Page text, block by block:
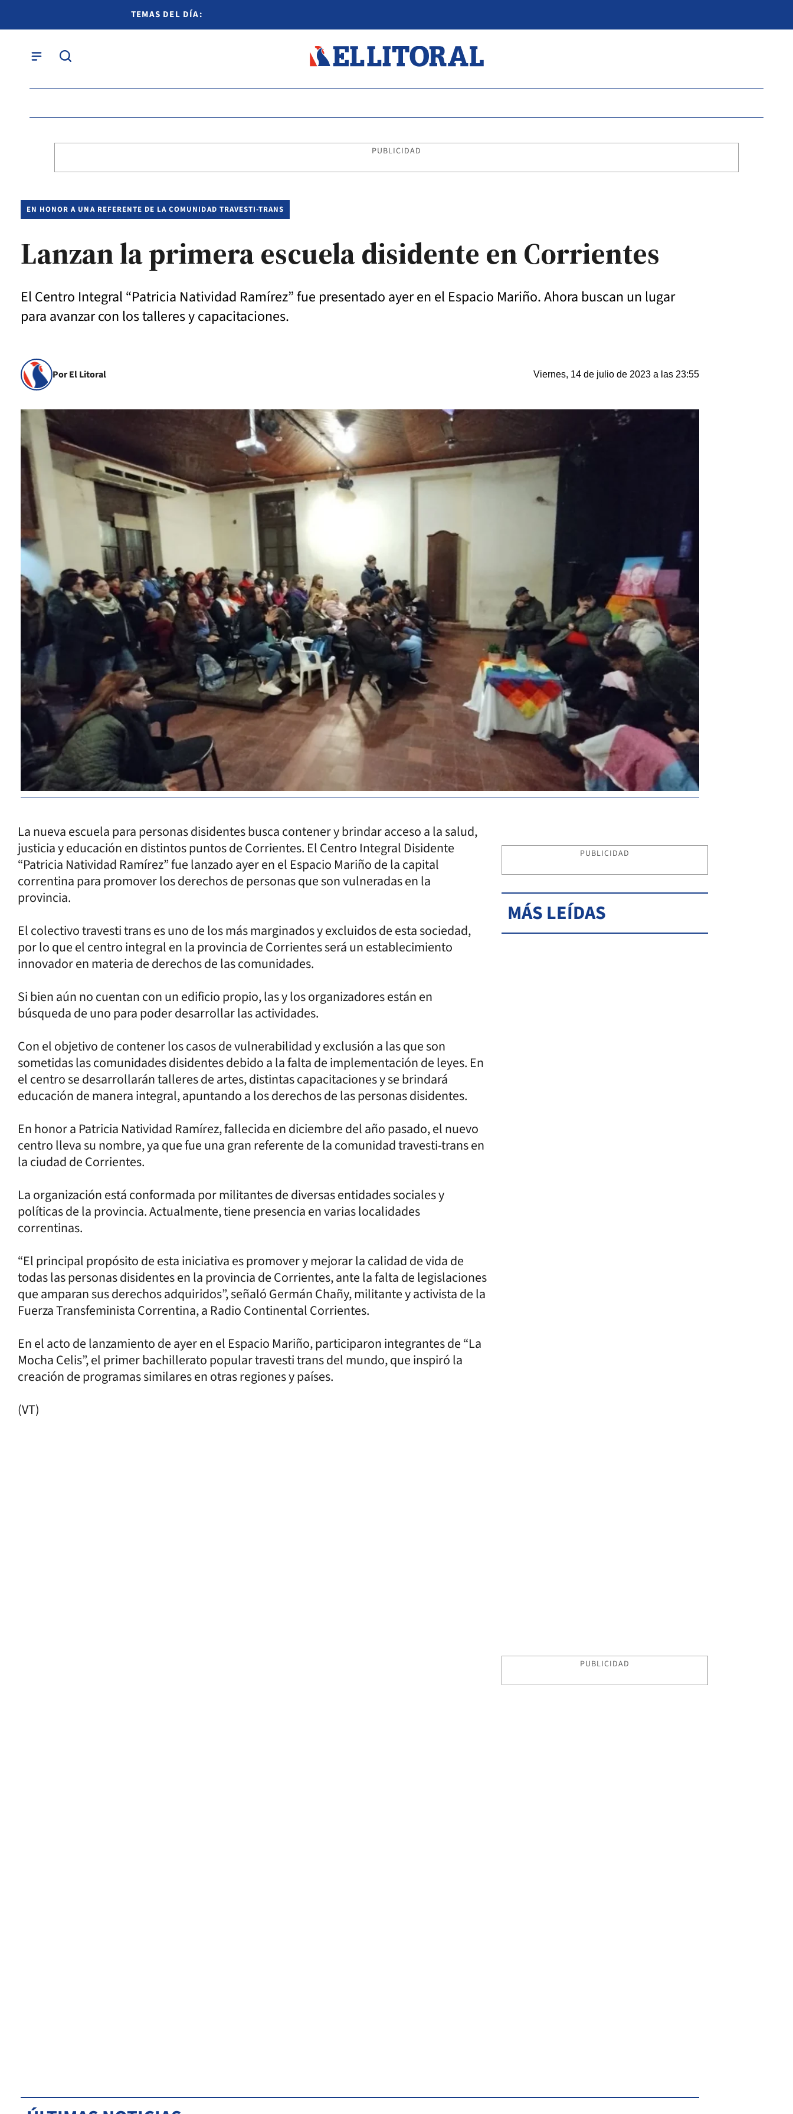
TEMAS DEL DÍA:
PUBLICIDAD
EN HONOR A UNA REFERENTE DE LA COMUNIDAD TRAVESTI-TRANS
Lanzan la primera escuela disidente en Corrientes
El Centro Integral “Patricia Natividad Ramírez” fue presentado ayer en el Espacio Mariño. Ahora buscan un lugar
para avanzar con los talleres y capacitaciones.
Por El Litoral Viernes, 14 de julio de 2023 a las 23:55
La nueva escuela para personas disidentes busca contener y brindar acceso a la salud,
justicia y educación en distintos puntos de Corrientes. El Centro Integral Disidente
“Patricia Natividad Ramírez” fue lanzado ayer en el Espacio Mariño de la capital
correntina para promover los derechos de personas que son vulneradas en la
provincia.
El colectivo travesti trans es uno de los más marginados y excluidos de esta sociedad,
por lo que el centro integral en la provincia de Corrientes será un establecimiento
innovador en materia de derechos de las comunidades.
Si bien aún no cuentan con un edificio propio, las y los organizadores están en
búsqueda de uno para poder desarrollar las actividades.
Con el objetivo de contener los casos de vulnerabilidad y exclusión a las que son
sometidas las comunidades disidentes debido a la falta de implementación de leyes. En
el centro se desarrollarán talleres de artes, distintas capacitaciones y se brindará
educación de manera integral, apuntando a los derechos de las personas disidentes.
En honor a Patricia Natividad Ramírez, fallecida en diciembre del año pasado, el nuevo
centro lleva su nombre, ya que fue una gran referente de la comunidad travesti-trans en
la ciudad de Corrientes.
La organización está conformada por militantes de diversas entidades sociales y
políticas de la provincia. Actualmente, tiene presencia en varias localidades
correntinas.
“El principal propósito de esta iniciativa es promover y mejorar la calidad de vida de
todas las personas disidentes en la provincia de Corrientes, ante la falta de legislaciones
que amparan sus derechos adquiridos”, señaló Germán Chañy, militante y activista de la
Fuerza Transfeminista Correntina, a Radio Continental Corrientes.
En el acto de lanzamiento de ayer en el Espacio Mariño, participaron integrantes de “La
Mocha Celis”, el primer bachillerato popular travesti trans del mundo, que inspiró la
creación de programas similares en otras regiones y países.
(VT)
PUBLICIDAD
MÁS LEÍDAS
PUBLICIDAD